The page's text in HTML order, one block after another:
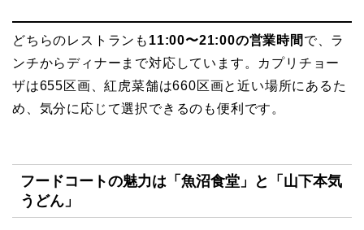
どちらのレストランも 11:00〜21:00の営業時間 で、ラ
ンチからディナーまで対応しています。カプリチョー
ザは655区画、紅虎菜舗は660区画と近い場所にあるた
め、気分に応じて選択できるのも便利です。
フードコートの魅力は「魚沼食堂」と「山下本気
うどん」